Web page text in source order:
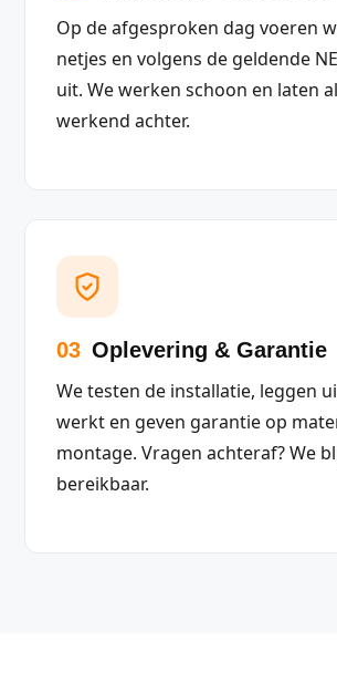
Op de afgesproken dag voeren
netjes en volgens de geldende
uit. We werken schoon en laten
werkend achter.
03 Oplevering & Garantie
We testen de installatie, leggen
werkt en geven garantie op
montage. Vragen achteraf? We
bereikbaar.